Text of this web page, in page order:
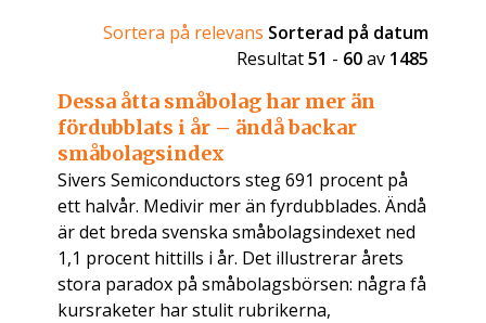
Sortera på relevans Sorterad på datum
Resultat51 - 60av 1485
Dessa åtta småbolag har mer än
fördubblats i år – ändå backar
småbolagsindex
Sivers Semiconductors steg 691 procent på
ett halvår. Medivir mer än fyrdubblades. Ändå
är det breda svenska småbolagsindexet ned
1,1 procent hittills i år. Det illustrerar årets
stora paradox på småbolagsbörsen: några få
kursraketer har stulit rubrikerna,